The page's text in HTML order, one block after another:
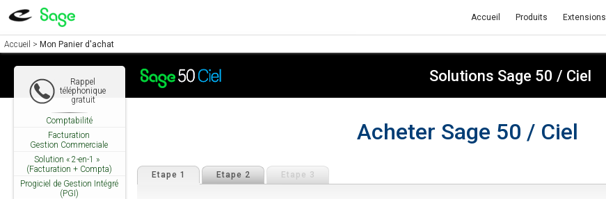
Accueil Produits Extensions
Accueil > Mon Panier d'achat
Solutions Sage 50 / Ciel
Rappel
téléphonique
gratuit
Comptabilité
Facturation
Gestion Commerciale
Solution « 2-en-1 »
(Facturation + Compta)
Progiciel de Gestion Intégré
(PGI)
Acheter Sage 50 / Ciel
Etape 1 Etape 2 Etape 3